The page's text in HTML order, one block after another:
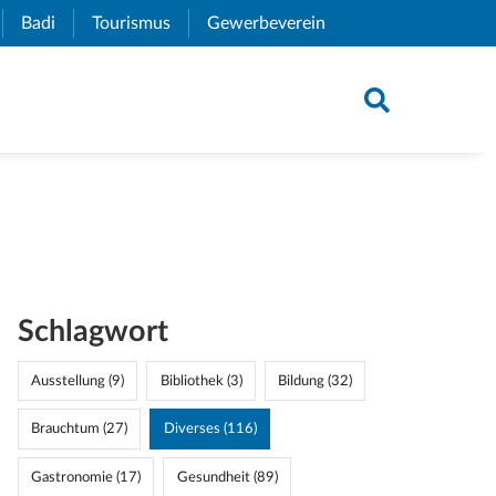
Link)
Badi (External Link)
Tourismus (External Link)
Gewerbeverein
Schlagwort
Ausstellung (9) Bibliothek (3) Bildung (32)
Brauchtum (27) Diverses (116)
Gastronomie (17) Gesundheit (89)